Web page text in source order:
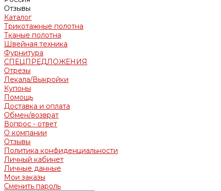
Отзывы
Каталог
Трикотажные полотна
Тканые полотна
Швейная техника
Фурнитура
СПЕЦПРЕДЛОЖЕНИЯ
Отрезы
Лекала/Выкройки
Купоны
Помощь
Доставка и оплата
Обмен/возврат
Вопрос - ответ
О компании
Отзывы
Политика конфиденциальности
Личный кабинет
Личные данные
Мои заказы
Сменить пароль